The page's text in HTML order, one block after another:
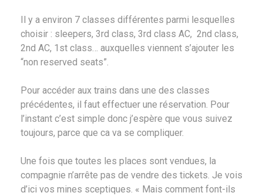
Il y a environ 7 classes différentes parmi lesquelles
choisir : sleepers, 3rd class, 3rd class AC, 2nd class,
2nd AC, 1st class… auxquelles viennent s’ajouter les
“non reserved seats”.
Pour accéder aux trains dans une des classes
précédentes, il faut effectuer une réservation. Pour
l’instant c’est simple donc j’espère que vous suivez
toujours, parce que ca va se compliquer.
Une fois que toutes les places sont vendues, la
compagnie n’arrête pas de vendre des tickets. Je vois
d’ici vos mines sceptiques. « Mais comment font-ils